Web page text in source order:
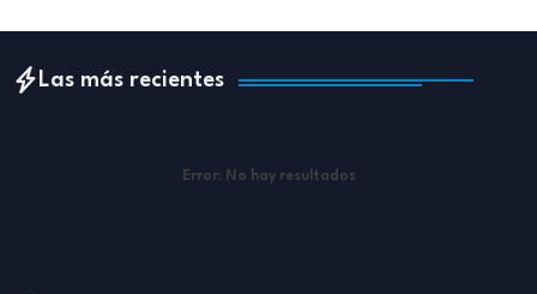
Las más recientes
Error: No hay resultados